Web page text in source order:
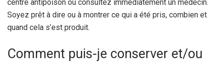
centre antipoison ou consultez immédiatement un médecin.
Soyez prêt à dire ou à montrer ce qui a été pris, combien et
quand cela s’est produit.
Comment puis-je conserver et/ou